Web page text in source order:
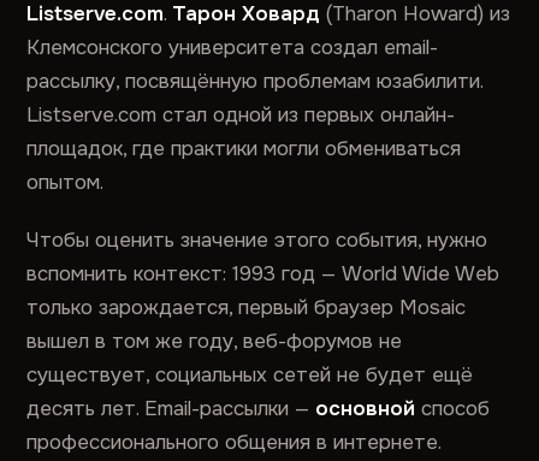
Listserve.com. Тарон Ховард (Tharon Howard) из
Клемсонского университета создал email-
рассылку, посвящённую проблемам юзабилити.
Listserve.com стал одной из первых онлайн-
площадок, где практики могли обмениваться
опытом.
Чтобы оценить значение этого события, нужно
вспомнить контекст: 1993 год — World Wide Web
только зарождается, первый браузер Mosaic
вышел в том же году, веб-форумов не
существует, социальных сетей не будет ещё
десять лет. Email-рассылки — основной способ
профессионального общения в интернете.